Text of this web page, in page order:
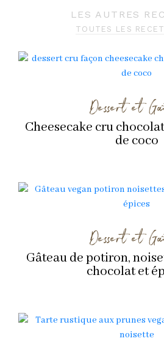
LES AUTRES
TOUTES LES
Dessert et
Cheesecake cru
de coco
Dessert et
Gâteau de potiron,
chocolat et